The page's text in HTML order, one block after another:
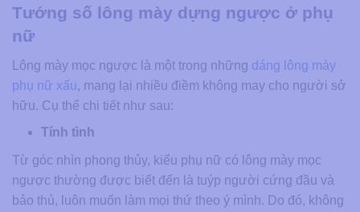
Tướng số lông mày dựng ngược ở phụ
nữ
Lông mày mọc ngược là một trong những dáng lông mày
phụ nữ xấu, mang lại nhiều điềm không may cho người sở
hữu. Cụ thể chi tiết như sau:
Tính tình
Từ góc nhìn phong thủy, kiểu phụ nữ có lông mày mọc
ngược thường được biết đến là tuýp người cứng đầu và
bảo thủ, luôn muốn làm mọi thứ theo ý mình. Do đó, không